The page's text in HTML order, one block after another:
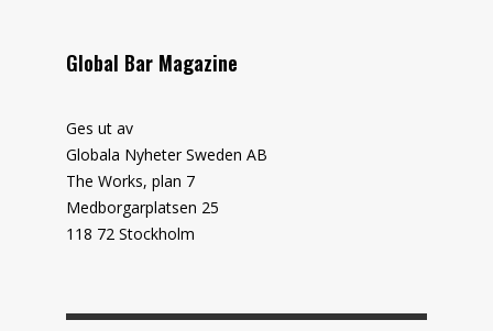
Global Bar Magazine
Ges ut av
Globala Nyheter Sweden AB
The Works, plan 7
Medborgarplatsen 25
118 72 Stockholm